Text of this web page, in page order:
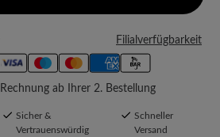
Filialverfügbarkeit
ab Ihrer 2. Bestellung
Sicher &
Vertrauenswürdig
Schneller
Versand